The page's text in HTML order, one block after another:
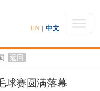
EN | 中文
返回
球赛圆满落幕